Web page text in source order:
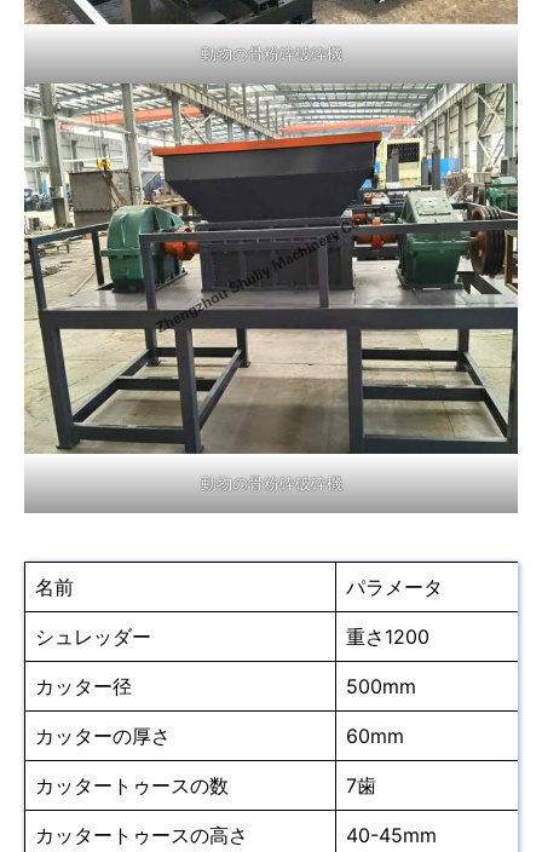
動物の骨粉砕破砕機
動物の骨粉砕破砕機
名前 パラメータ
シュレッダー 重さ1200
カッター径 500mm
カッターの厚さ 60mm
カッタートゥースの数 7歯
カッタートゥースの高さ 40-45mm